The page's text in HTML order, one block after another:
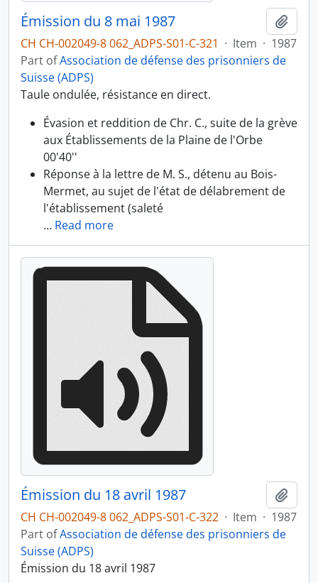
Émission du 8 mai 1987
CH CH-002049-8 062_ADPS-S01-C-321 · Item · 1987
Part ofAssociation de défense des prisonniers de
Suisse (ADPS)
Taule ondulée, résistance en direct.
Évasion et reddition de Chr. C., suite de la grève
aux Établissements de la Plaine de l'Orbe
00'40''
Réponse à la lettre de M. S., détenu au Bois-
Mermet, au sujet de l'état de délabrement de
l'établissement (saleté
… Read more
Émission du 18 avril 1987
CH CH-002049-8 062_ADPS-S01-C-322 · Item · 1987
Part ofAssociation de défense des prisonniers de
Suisse (ADPS)
Émission du 18 avril 1987